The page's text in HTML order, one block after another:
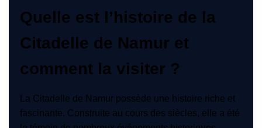
Quelle est l’histoire de la
Citadelle de Namur et
comment la visiter ?
La Citadelle de Namur possède une histoire riche et
fascinante. Construite au cours des siècles, elle a été